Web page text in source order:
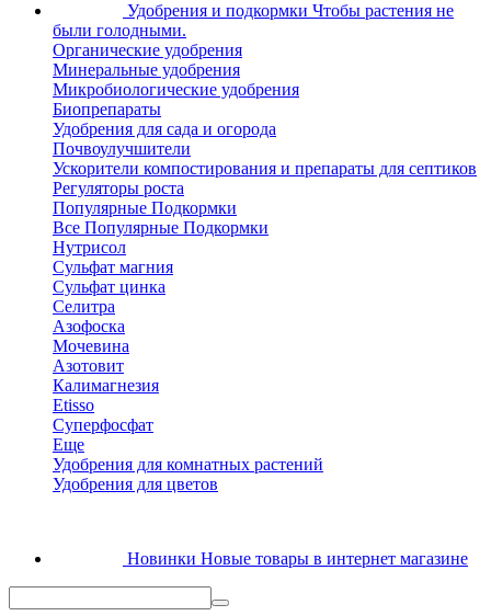
Удобрения и подкормки Чтобы растения не
были голодными.
Органические удобрения
Минеральные удобрения
Микробиологические удобрения
Биопрепараты
Удобрения для сада и огорода
Почвоулучшители
Ускорители компостирования и препараты для септиков
Регуляторы роста
Популярные Подкормки
Все Популярные Подкормки
Нутрисол
Сульфат магния
Сульфат цинка
Селитра
Азофоска
Мочевина
Азотовит
Калимагнезия
Etisso
Суперфосфат
Еще
Удобрения для комнатных растений
Удобрения для цветов
Новинки Новые товары в интернет магазине